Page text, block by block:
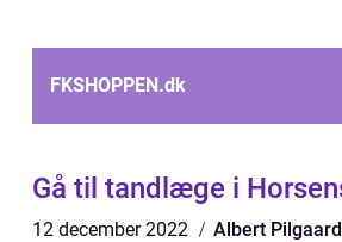
FKSHOPPEN.dk
Gå til tandlæge i
12 december 2022 Albert Pilgaard